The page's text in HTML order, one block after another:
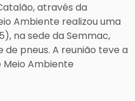
através da
Ambiente realizou uma
na sede da Semmac,
pneus. A reunião teve a
Ambiente